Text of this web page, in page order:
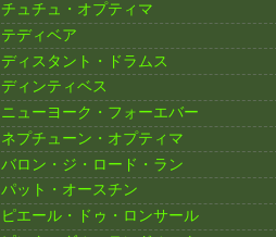
チュチュ・オプティマ
テディベア
ディスタント・ドラムス
ディンティベス
ニューヨーク・フォーエバー
ネプチューン・オプティマ
バロン・ジ・ロード・ラン
パット・オースチン
ピエール・ドゥ・ロンサール